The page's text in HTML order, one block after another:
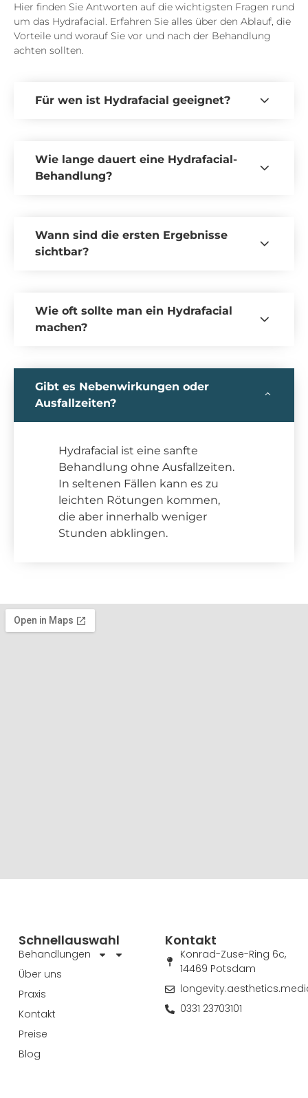
Hier finden Sie Antworten auf die wichtigsten Fragen rund
um das Hydrafacial. Erfahren Sie alles über den Ablauf, die
Vorteile und worauf Sie vor und nach der Behandlung
achten sollten.
Für wen ist Hydrafacial geeignet?
Wie lange dauert eine Hydrafacial-
Behandlung?
Wann sind die ersten Ergebnisse
sichtbar?
Wie oft sollte man ein Hydrafacial
machen?
Gibt es Nebenwirkungen oder
Ausfallzeiten?
Hydrafacial ist eine sanfte
Behandlung ohne Ausfallzeiten.
In seltenen Fällen kann es zu
leichten Rötungen kommen,
die aber innerhalb weniger
Stunden abklingen.
Schnellauswahl
Behandlungen
Über uns
Praxis
Kontakt
Preise
Blog
Kontakt
Konrad-Zuse-Ring 6c,
14469 Potsdam
0331 23703101